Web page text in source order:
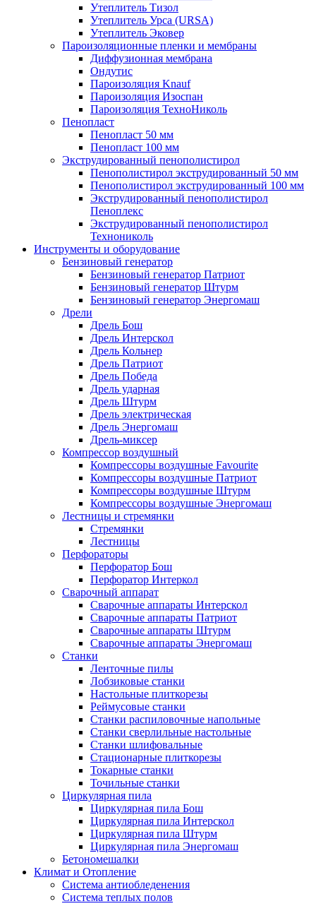
Утеплитель Тизол
Утеплитель Урса (URSA)
Утеплитель Эковер
Пароизоляционные пленки и мембраны
Диффузионная мембрана
Ондутис
Пароизоляция Knauf
Пароизоляция Изоспан
Пароизоляция ТехноНиколь
Пенопласт
Пенопласт 50 мм
Пенопласт 100 мм
Экструдированный пенополистирол
Пенополистирол экструдированный 50 мм
Пенополистирол экструдированный 100 мм
Экструдированный пенополистирол
Пеноплекс
Экструдированный пенополистирол
Технониколь
Инструменты и оборудование
Бензиновый генератор
Бензиновый генератор Патриот
Бензиновый генератор Штурм
Бензиновый генератор Энергомаш
Дрели
Дрель Бош
Дрель Интерскол
Дрель Кольнер
Дрель Патриот
Дрель Победа
Дрель ударная
Дрель Штурм
Дрель электрическая
Дрель Энергомаш
Дрель-миксер
Компрессор воздушный
Компрессоры воздушные Favourite
Компрессоры воздушные Патриот
Компрессоры воздушные Штурм
Компрессоры воздушные Энергомаш
Лестницы и стремянки
Стремянки
Лестницы
Перфораторы
Перфоратор Бош
Перфоратор Интеркол
Сварочный аппарат
Сварочные аппараты Интерскол
Сварочные аппараты Патриот
Сварочные аппараты Штурм
Сварочные аппараты Энергомаш
Станки
Ленточные пилы
Лобзиковые станки
Настольные плиткорезы
Реймусовые станки
Станки распиловочные напольные
Станки сверлильные настольные
Станки шлифовальные
Стационарные плиткорезы
Токарные станки
Точильные станки
Циркулярная пила
Циркулярная пила Бош
Циркулярная пила Интерскол
Циркулярная пила Штурм
Циркулярная пила Энергомаш
Бетономешалки
Климат и Отопление
Система антиобледенения
Система теплых полов